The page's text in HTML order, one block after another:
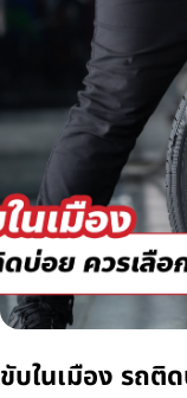
ขับในเมือง รถติ